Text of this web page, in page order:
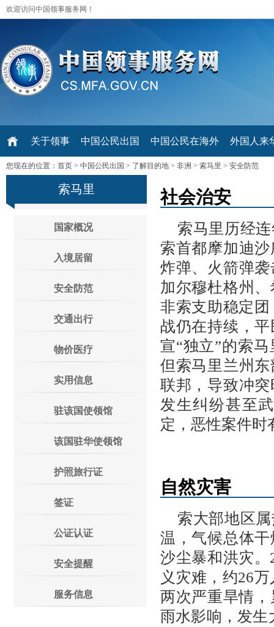
欢迎访问中国领事服务网！
关于领事 中国公民出国 中国公民在海外 外国人来
您现在的位置： 首页 > 中国公民出国 > 了解目的地 > 非洲 > 索马里 > 安全防范
索马里
国家概况
入境居留
安全防范
交通出行
物价医疗
实用信息
驻该国使领馆
该国驻华使领馆
护照旅行证
签证
公证认证
安全提醒
服务信息
社会治安
索马里历经
索首都摩加迪
炸弹、火箭弹
加尔穆杜格州
非索支助稳定
战仍在持续，
宣“独立”的索
但索马里兰州
联邦，导致冲
发生纠纷甚至
定，恶性案件时
自然灾害
索大部地区
温，气候总体
沙尘暴和洪灾。
义灾难，约26
两次严重旱情
雨水影响，发